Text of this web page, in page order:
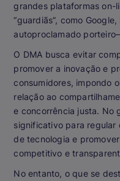
grandes plataformas on-
“guardiãs”, como
autoproclamado
O DMA busca evitar
promover a inovação e
consumidores, impondo
relação ao
e concorrência justa. No
significativo para regular
de tecnologia e
competitivo e
No entanto, o que se